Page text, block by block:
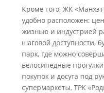
Кроме того, ЖК
удобно расположен:
жизнью и индустрией
шаговой доступности,
парк, где можно
велосипедные
покупок и досуга под
супермаркеты, ТРК